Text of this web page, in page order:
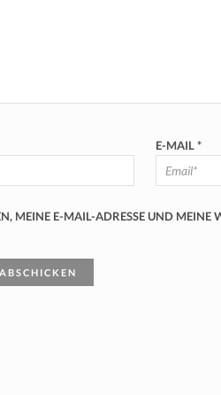
E-MAIL*
MEINE E-MAIL-ADRESSE UND MEINE